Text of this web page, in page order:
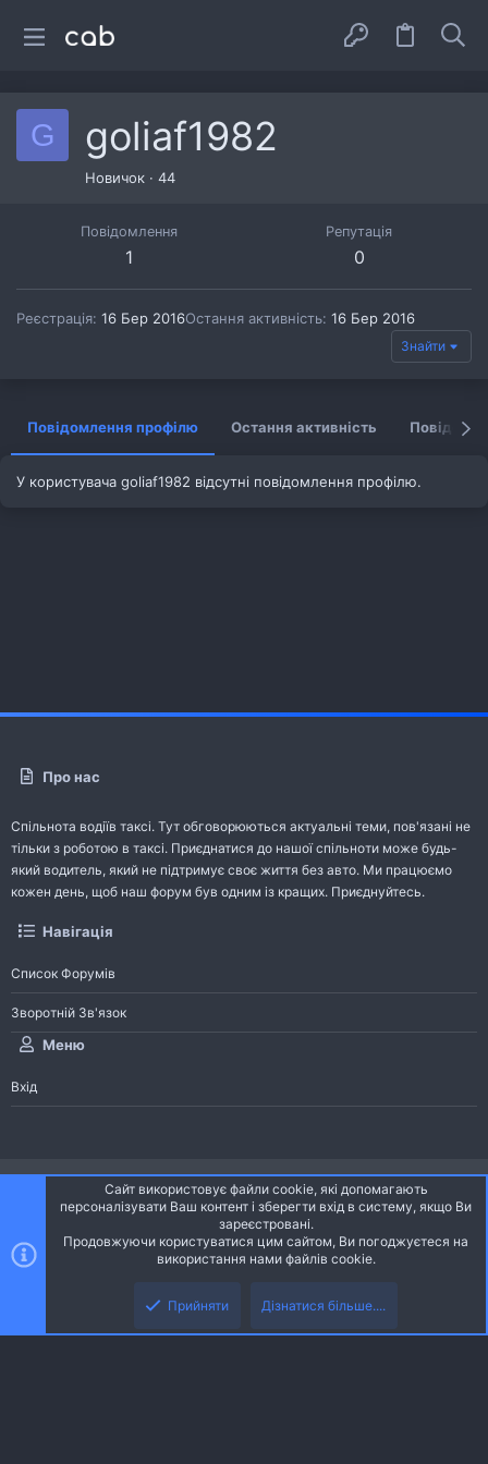
G goliaf1982
Новичок · 44
Повідомлення
1
Репутація
0
Реєстрація 16 Бер 2016Остання активність 16 Бер 2016
Знайти
Повідомлення профілю Остання активність
У користувача goliaf1982 відсутні повідомлення профілю.
Про нас
Спільнота водіїв таксі. Тут обговорюються актуальні теми, пов'язані не
тільки з роботою в таксі. Приєднатися до нашої спільноти може будь-
який водитель, який не підтримує своє життя без авто. Ми працюємо
кожен день, щоб наш форум був одним із кращих. Приєднуйтесь.
Навігація
Список Форумів
Зворотній Зв'язок
Меню
Вхід
Ніч
Українська (UA)
S
Community platform by XenForo® © 2010-2026 XenForo Ltd.
Community platform by XenForo © 2010-2022 XenForo Ltd. | dev: Pages
Сайт використовує файли cookie, які допомагають
персоналізувати Ваш контент і зберегти вхід в систему, якщо Ви
зареєстровані.
Продовжуючи користуватися цим сайтом, Ви погоджуєтеся на
використання нами файлів cookie.
Прийняти Дізнатися більше....